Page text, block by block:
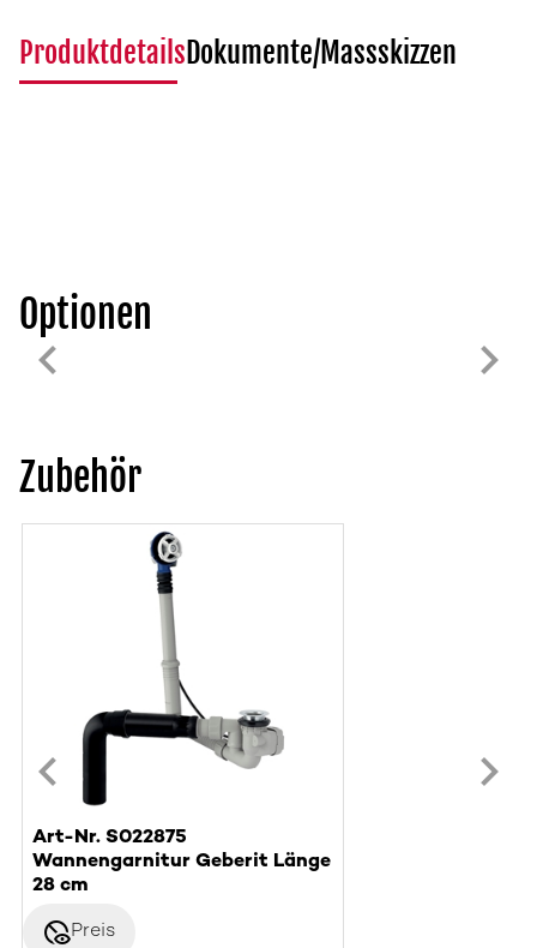
ProduktdetailsDokumente/Massskizzen
Optionen
Zubehör
Art-Nr. S022875
Wannengarnitur Geberit Länge
28 cm
disabled_visiblePreis